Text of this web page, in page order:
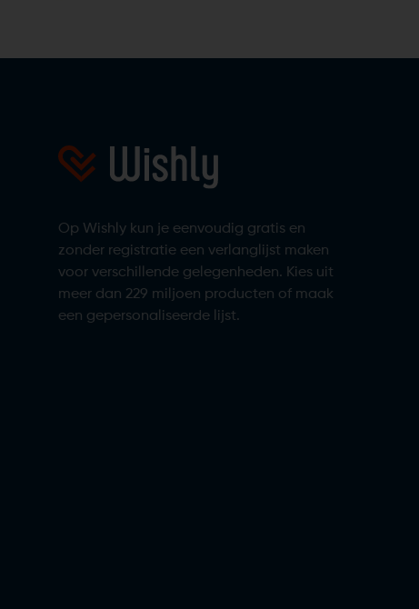
Op Wishly kun je eenvoudig gratis en
zonder registratie een verlanglijst maken
voor verschillende gelegenheden. Kies uit
meer dan 229 miljoen producten of maak
een gepersonaliseerde lijst.